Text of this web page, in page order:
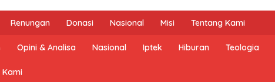
Renungan Donasi Nasional Misi Tentang Kami
Opini & Analisa Nasional Iptek Hiburan Teologia
Kami